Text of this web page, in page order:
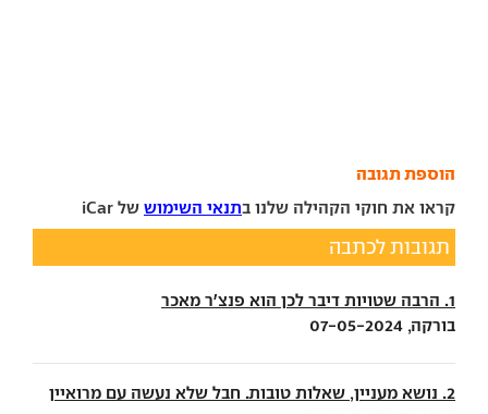
הוספת תגובה
קראו את חוקי הקהילה שלנו בתנאי השימוש של iCar
תגובות לכתבה
1. הרבה שטויות דיבר לכן הוא פנצ׳ר מאכר
בורקה, 07-05-2024
2. נושא מעניין, שאלות טובות. חבל שלא נעשה עם מרואיין